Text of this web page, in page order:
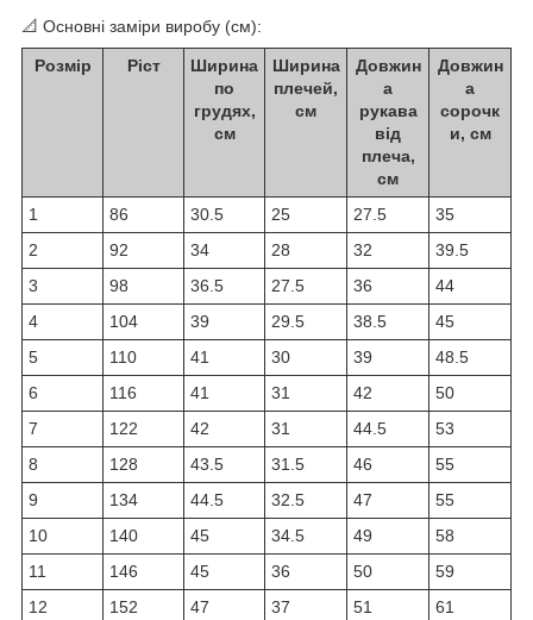
📐 Основні заміри виробу (см):
Розмір Ріст
Ширина
по
грудях,
см
Ширина
плечей,
см
Довжин
а
рукава
від
плеча,
см
Довжин
а
сорочк
и, см
1 86 30.5 25 27.5
35
2
92 34 28 32
39.5
3
98 36.5 27.5 36
44
4
104 39 29.5 38.5
45
5
110 41 30 39
48.5
6
116 41 31 42
50
7
122 42 31 44.5
53
8
128 43.5 31.5 46
55
9
134 44.5 32.5 47
55
10
140 45 34.5 49
58
11
146 45 36 50
59
12
152 47 37 51 61